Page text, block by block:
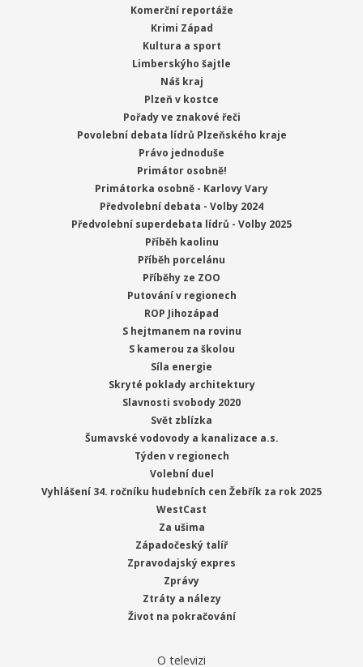
Komerční reportáže
Krimi Západ
Kultura a sport
Limberskýho šajtle
Náš kraj
Plzeň v kostce
Pořady ve znakové řeči
Povolební debata lídrů Plzeňského kraje
Právo jednoduše
Primátor osobně!
Primátorka osobně - Karlovy Vary
Předvolební debata - Volby 2024
Předvolební superdebata lídrů - Volby 2025
Příběh kaolinu
Příběh porcelánu
Příběhy ze ZOO
Putování v regionech
ROP Jihozápad
S hejtmanem na rovinu
S kamerou za školou
Síla energie
Skryté poklady architektury
Slavnosti svobody 2020
Svět zblízka
Šumavské vodovody a kanalizace a.s.
Týden v regionech
Volební duel
Vyhlášení 34. ročníku hudebních cen Žebřík za rok 2025
WestCast
Za ušima
Západočeský talíř
Zpravodajský expres
Zprávy
Ztráty a nálezy
Život na pokračování
O televizi